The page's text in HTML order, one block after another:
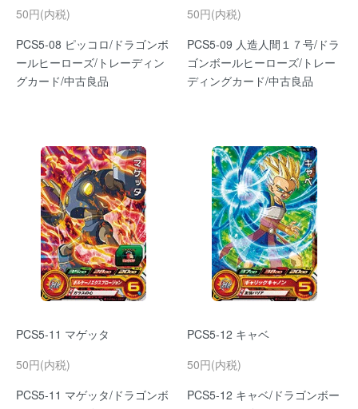
50円(内税)
PCS5-08 ピッコロ/ドラゴンボ
ールヒーローズ/トレーディン
グカード/中古良品
50円(内税)
PCS5-09 人造人間１７号/ドラ
ゴンボールヒーローズ/トレー
ディングカード/中古良品
PCS5-11 マゲッタ
50円(内税)
PCS5-11 マゲッタ/ドラゴンボ
PCS5-12 キャベ
50円(内税)
PCS5-12 キャベ/ドラゴンボー